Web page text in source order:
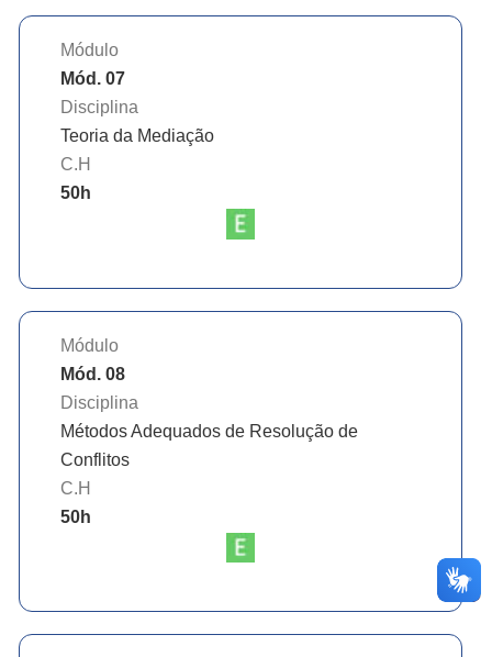
Módulo
Mód. 07
Disciplina
Teoria da Mediação
C.H
50h
Módulo
Mód. 08
Disciplina
Métodos Adequados de Resolução de
Conflitos
C.H
50h